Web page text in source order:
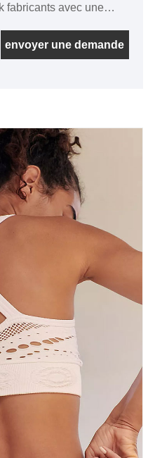
fabricants avec une
"qualité, crédibilité",
scientifiques , force
et les
envoyer une demande